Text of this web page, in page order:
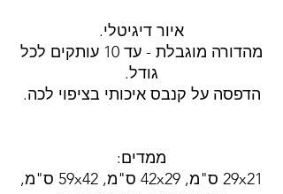
איור דיגיטלי.
מהדורה מוגבלת - עד 10 עותקים לכל
גודל.
הדפסה על קנבס איכותי בציפוי לכה.
ממדים:
29x21 ס"מ, 42x29 ס"מ, 59x42 ס"מ,